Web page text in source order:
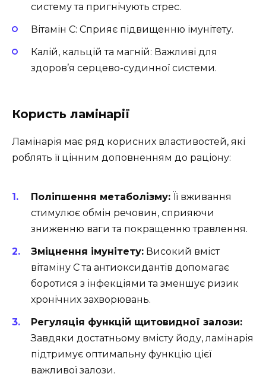
систему та пригнічують стрес.
Вітамін C: Сприяє підвищенню імунітету.
Калій, кальцій та магній: Важливі для
здоров’я серцево-судинної системи.
Користь ламінарії
Ламінарія має ряд корисних властивостей, які
роблять її цінним доповненням до раціону:
Поліпшення метаболізму: Її вживання
стимулює обмін речовин, сприяючи
зниженню ваги та покращенню травлення.
Зміцнення імунітету: Високий вміст
вітаміну C та антиоксидантів допомагає
боротися з інфекціями та зменшує ризик
хронічних захворювань.
Регуляція функцій щитовидної залози:
Завдяки достатньому вмісту йоду, ламінарія
підтримує оптимальну функцію цієї
важливої залози.